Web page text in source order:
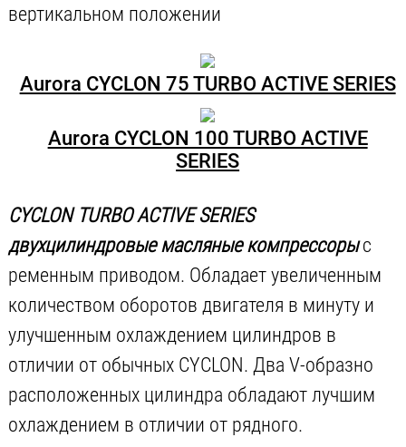
вертикальном положении
Aurora CYCLON 75 TURBO ACTIVE SERIES
Aurora CYCLON 100 TURBO ACTIVE
SERIES
CYCLON TURBO ACTIVE SERIES
двухцилиндровые масляные компрессорыс
ременным приводом. Обладает увеличенным
количеством оборотов двигателя в минуту и
улучшенным охлаждением цилиндров в
отличии от обычных CYCLON. Два V-образно
расположенных цилиндра обладают лучшим
охлаждением в отличии от рядного.